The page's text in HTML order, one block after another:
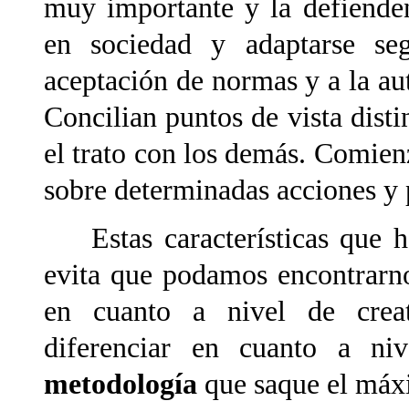
muy importante y la
en sociedad y adaptarse
aceptación de normas y a la
Concilian puntos de vista
el trato con los demás.
sobre determinadas acciones
Estas características que
evita que podamos
en cuanto a nivel de
diferenciar en cuanto a
metodología que saque el